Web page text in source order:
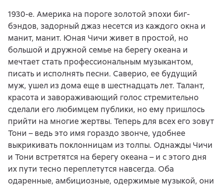
1930-е. Америка на пороге золотой эпохи биг-
бэндов, задорный джаз несется из каждого окна и
манит, манит. Юная Чичи живет в простой, но
большой и дружной семье на берегу океана и
мечтает стать профессиональным музыкантом,
писать и исполнять песни. Саверио, ее будущий
муж, ушел из дома еще в шестнадцать лет. Талант,
красота и завораживающий голос стремительно
сделали его любимцем публики, но ему пришлось
прийти на многие жертвы. Теперь для всех его зовут
Тони – ведь это имя гораздо звонче, удобнее
выкрикивать поклонницам из толпы. Однажды Чичи
и Тони встретятся на берегу океана – и с этого дня
их пути тесно переплетутся навсегда. Оба
одаренные, амбициозные, одержимые музыкой, они